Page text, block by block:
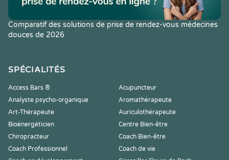
Comparatif des solutions de prise de rendez-vous médecines
douces de 2026
SPÉCIALITÉS
Access Bars ®
Acupuncteur
Analyste psycho-organique
Aromathérapeute
Art-Thérapeute
Auriculothérapeute
Bioénergéticien
Centre Bien-être
Chiropracteur
Coach Bien-être
Coach Professionnel
Coach de vie